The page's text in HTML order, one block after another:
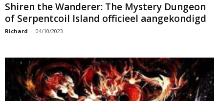
Shiren the Wanderer: The Mystery Dungeon
of Serpentcoil Island officieel aangekondigd
Richard - 04/10/2023